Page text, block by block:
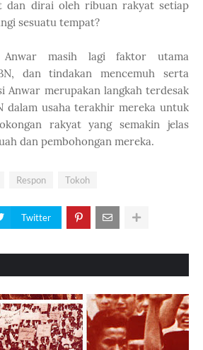
dan dirai oleh ribuan rakyat setiap
sesuatu tempat?
Anwar masih lagi faktor utama
dan tindakan mencemuh serta
Anwar merupakan langkah terdesak
dalam usaha terakhir mereka untuk
rakyat yang semakin jelas
dan pembohongan mereka.
Respon Tokoh
Twitter